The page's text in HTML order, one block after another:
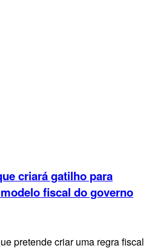
criará gatilho para
fiscal do governo
pretende criar uma regra fiscal